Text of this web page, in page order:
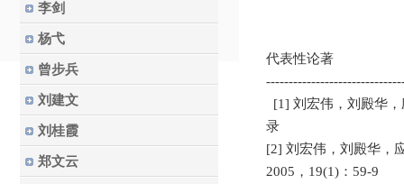
李剑
杨弋
曾步兵
刘建文
刘桂霞
郑文云
代表性论著
[1] 刘宏伟，刘殿华
录
[2] 刘宏伟，刘殿华，
2005，19(1)：59-9